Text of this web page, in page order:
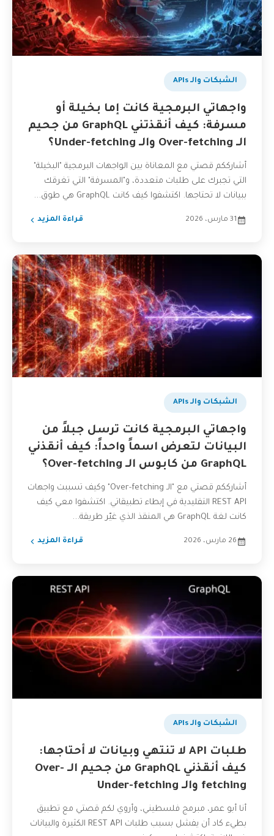
الشبكات والـ APIs
واجهاتي البرمجية كانت إما بخيلة أو
مسرفة: كيف أنقذتني GraphQL من جحيم
الـ Over-fetching والـ Under-fetching؟
أشارككم قصتي مع المعاناة بين الواجهات البرمجية "البخيلة"
التي تجبرك على طلبات متعددة، و"المسرفة" التي تغرقك
ببيانات لا تحتاجها. اكتشفوا كيف كانت GraphQL هي طوق...
31 مارس، 2026 قراءة المزيد
الشبكات والـ APIs
واجهاتي البرمجية كانت ترسل جبلاً من
البيانات لتعرض اسماً واحداً: كيف أنقذني
GraphQL من كابوس الـ Over-fetching؟
أشارككم قصتي مع "الـ Over-fetching" وكيف تسببت واجهات
REST API التقليدية في إبطاء تطبيقاتي. اكتشفوا معي كيف
كانت لغة GraphQL هي المنقذ الذي غيّر طريقة...
26 مارس، 2026 قراءة المزيد
الشبكات والـ APIs
طلبات API لا تنتهي وبيانات لا أحتاجها:
كيف أنقذني GraphQL من جحيم الـ Over-
fetching والـ Under-fetching
أنا أبو عمر، مبرمج فلسطيني، وأروي لكم قصتي مع تطبيق
بطيء كاد أن يفشل بسبب طلبات REST API الكثيرة والبيانات